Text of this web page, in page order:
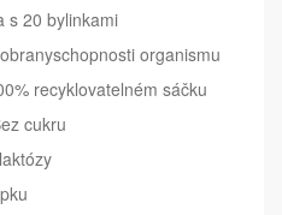
s 20 bylinkami
organismu
recyklovatelném sáčku
cukru